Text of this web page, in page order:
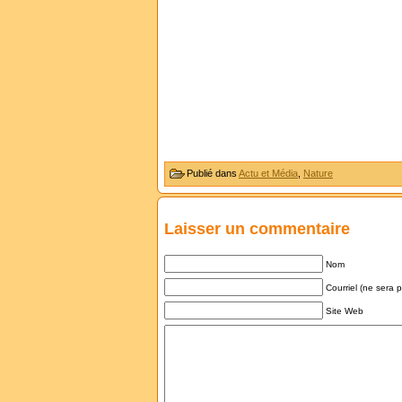
Publié dans Actu et Média Nature
Laisser un commentaire
Nom
Courriel (ne sera
Site Web